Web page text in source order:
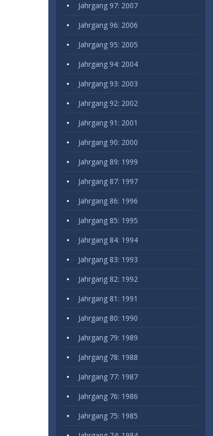
Jahrgang 97: 2007
Jahrgang 96: 2006
Jahrgang 95: 2005
Jahrgang 94: 2004
Jahrgang 93: 2003
Jahrgang 92: 2002
Jahrgang 91: 2001
Jahrgang 90: 2000
Jahrgang 89: 1999
Jahrgang 87: 1997
Jahrgang 86: 1996
Jahrgang 85: 1995
Jahrgang 84: 1994
Jahrgang 83: 1993
Jahrgang 82: 1992
Jahrgang 81: 1991
Jahrgang 80: 1990
Jahrgang 79: 1989
Jahrgang 78: 1988
Jahrgang 77: 1987
Jahrgang 76: 1986
Jahrgang 75: 1985